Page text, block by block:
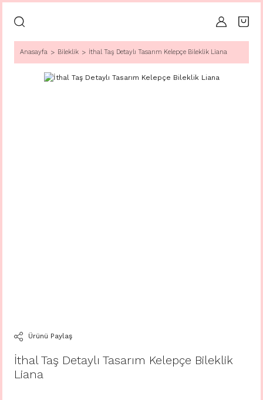
Anasayfa Bileklik İthal Taş Detaylı Tasarım Kelepçe Bileklik Liana
Ürünü Paylaş
İthal Taş Detaylı Tasarım Kelepçe Bileklik
Liana